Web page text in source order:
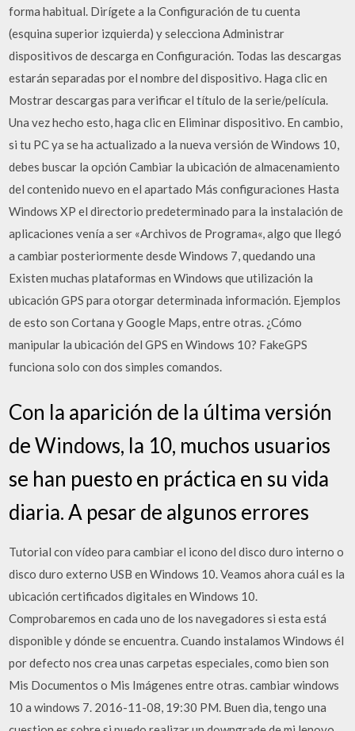
forma habitual. Dirígete a la Configuración de tu cuenta
(esquina superior izquierda) y selecciona Administrar
dispositivos de descarga en Configuración. Todas las descargas
estarán separadas por el nombre del dispositivo. Haga clic en
Mostrar descargas para verificar el título de la serie/película.
Una vez hecho esto, haga clic en Eliminar dispositivo. En cambio,
si tu PC ya se ha actualizado a la nueva versión de Windows 10,
debes buscar la opción Cambiar la ubicación de almacenamiento
del contenido nuevo en el apartado Más configuraciones Hasta
Windows XP el directorio predeterminado para la instalación de
aplicaciones venía a ser «Archivos de Programa«, algo que llegó
a cambiar posteriormente desde Windows 7, quedando una
Existen muchas plataformas en Windows que utilización la
ubicación GPS para otorgar determinada información. Ejemplos
de esto son Cortana y Google Maps, entre otras. ¿Cómo
manipular la ubicación del GPS en Windows 10? FakeGPS
funciona solo con dos simples comandos.
Con la aparición de la última versión
de Windows, la 10, muchos usuarios
se han puesto en práctica en su vida
diaria. A pesar de algunos errores
Tutorial con vídeo para cambiar el icono del disco duro interno o
disco duro externo USB en Windows 10. Veamos ahora cuál es la
ubicación certificados digitales en Windows 10.
Comprobaremos en cada uno de los navegadores si esta está
disponible y dónde se encuentra. Cuando instalamos Windows él
por defecto nos crea unas carpetas especiales, como bien son
Mis Documentos o Mis Imágenes entre otras. cambiar windows
10 a windows 7. 2016-11-08, 19:30 PM. Buen dia, tengo una